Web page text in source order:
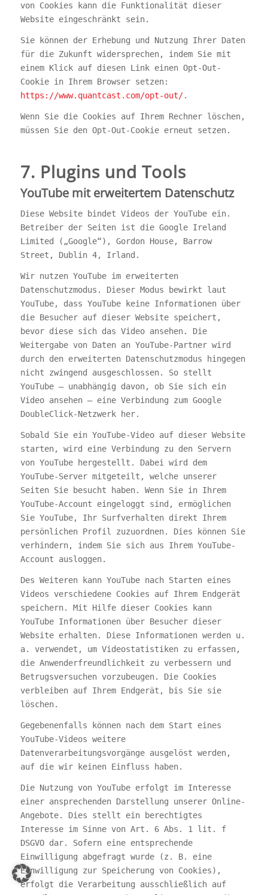
von Cookies kann die Funktionalität dieser
Website eingeschränkt sein.
Sie können der Erhebung und Nutzung Ihrer Daten
für die Zukunft widersprechen, indem Sie mit
einem Klick auf diesen Link einen Opt-Out-
Cookie in Ihrem Browser setzen:
https://www.quantcast.com/opt-out/.
Wenn Sie die Cookies auf Ihrem Rechner löschen,
müssen Sie den Opt-Out-Cookie erneut setzen.
7. Plugins und Tools
YouTube mit erweitertem Datenschutz
Diese Website bindet Videos der YouTube ein.
Betreiber der Seiten ist die Google Ireland
Limited („Google“), Gordon House, Barrow
Street, Dublin 4, Irland.
Wir nutzen YouTube im erweiterten
Datenschutzmodus. Dieser Modus bewirkt laut
YouTube, dass YouTube keine Informationen über
die Besucher auf dieser Website speichert,
bevor diese sich das Video ansehen. Die
Weitergabe von Daten an YouTube-Partner wird
durch den erweiterten Datenschutzmodus hingegen
nicht zwingend ausgeschlossen. So stellt
YouTube – unabhängig davon, ob Sie sich ein
Video ansehen – eine Verbindung zum Google
DoubleClick-Netzwerk her.
Sobald Sie ein YouTube-Video auf dieser Website
starten, wird eine Verbindung zu den Servern
von YouTube hergestellt. Dabei wird dem
YouTube-Server mitgeteilt, welche unserer
Seiten Sie besucht haben. Wenn Sie in Ihrem
YouTube-Account eingeloggt sind, ermöglichen
Sie YouTube, Ihr Surfverhalten direkt Ihrem
persönlichen Profil zuzuordnen. Dies können Sie
verhindern, indem Sie sich aus Ihrem YouTube-
Account ausloggen.
Des Weiteren kann YouTube nach Starten eines
Videos verschiedene Cookies auf Ihrem Endgerät
speichern. Mit Hilfe dieser Cookies kann
YouTube Informationen über Besucher dieser
Website erhalten. Diese Informationen werden u.
a. verwendet, um Videostatistiken zu erfassen,
die Anwenderfreundlichkeit zu verbessern und
Betrugsversuchen vorzubeugen. Die Cookies
verbleiben auf Ihrem Endgerät, bis Sie sie
löschen.
Gegebenenfalls können nach dem Start eines
YouTube-Videos weitere
Datenverarbeitungsvorgänge ausgelöst werden,
auf die wir keinen Einfluss haben.
Die Nutzung von YouTube erfolgt im Interesse
einer ansprechenden Darstellung unserer Online-
Angebote. Dies stellt ein berechtigtes
Interesse im Sinne von Art. 6 Abs. 1 lit. f
DSGVO dar. Sofern eine entsprechende
Einwilligung abgefragt wurde (z. B. eine
Einwilligung zur Speicherung von Cookies),
erfolgt die Verarbeitung ausschließlich auf